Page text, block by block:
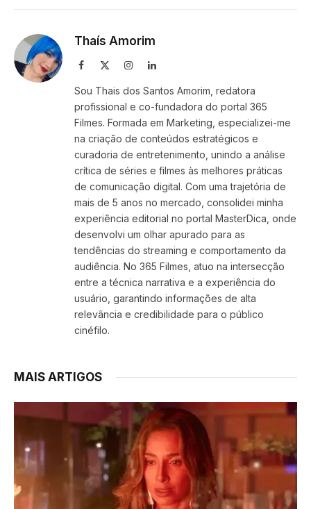
Thaís Amorim
Facebook InstagramLinkedIn
Sou Thais dos Santos Amorim, redatora
profissional e co-fundadora do portal 365
Filmes. Formada em Marketing, especializei-me
na criação de conteúdos estratégicos e
curadoria de entretenimento, unindo a análise
crítica de séries e filmes às melhores práticas
de comunicação digital. Com uma trajetória de
mais de 5 anos no mercado, consolidei minha
experiência editorial no portal MasterDica, onde
desenvolvi um olhar apurado para as
tendências do streaming e comportamento da
audiência. No 365 Filmes, atuo na intersecção
entre a técnica narrativa e a experiência do
usuário, garantindo informações de alta
relevância e credibilidade para o público
cinéfilo.
MAIS ARTIGOS